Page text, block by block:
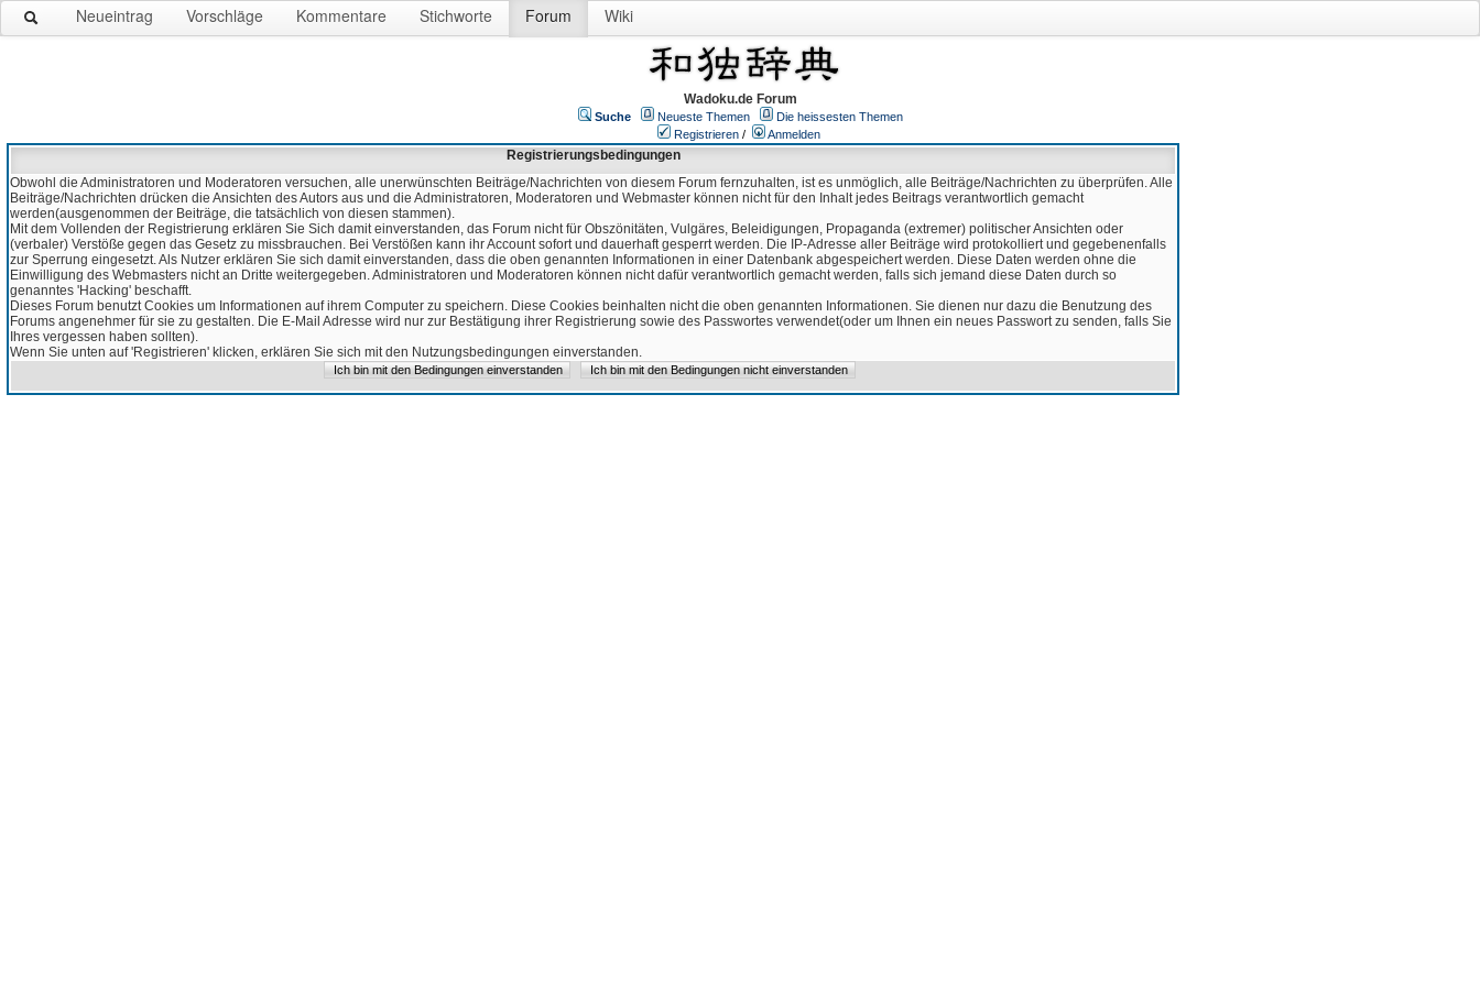
Neueintrag Vorschläge Kommentare Stichworte Forum Wiki
Wadoku.de Forum
Suche Neueste Themen
Die heissesten Themen
Registrieren / Anmelden
Registrierungsbedingungen
Obwohl die Administratoren und Moderatoren versuchen, alle unerwünschten Beiträge/Nachrichten von diesem Forum fernzuhalten, ist es unmöglich, alle Beiträge/Nachrichten zu überprüfen. Alle
Beiträge/Nachrichten drücken die Ansichten des Autors aus und die Administratoren, Moderatoren und Webmaster können nicht für den Inhalt jedes Beitrags verantwortlich gemacht
werden(ausgenommen der Beiträge, die tatsächlich von diesen stammen).
Mit dem Vollenden der Registrierung erklären Sie Sich damit einverstanden, das Forum nicht für Obszönitäten, Vulgäres, Beleidigungen, Propaganda (extremer) politischer Ansichten oder
(verbaler) Verstöße gegen das Gesetz zu missbrauchen. Bei Verstößen kann ihr Account sofort und dauerhaft gesperrt werden. Die IP-Adresse aller Beiträge wird protokolliert und gegebenenfalls
zur Sperrung eingesetzt. Als Nutzer erklären Sie sich damit einverstanden, dass die oben genannten Informationen in einer Datenbank abgespeichert werden. Diese Daten werden ohne die
Einwilligung des Webmasters nicht an Dritte weitergegeben. Administratoren und Moderatoren können nicht dafür verantwortlich gemacht werden, falls sich jemand diese Daten durch so
genanntes 'Hacking' beschafft.
Dieses Forum benutzt Cookies um Informationen auf ihrem Computer zu speichern. Diese Cookies beinhalten nicht die oben genannten Informationen. Sie dienen nur dazu die Benutzung des
Forums angenehmer für sie zu gestalten. Die E-Mail Adresse wird nur zur Bestätigung ihrer Registrierung sowie des Passwortes verwendet(oder um Ihnen ein neues Passwort zu senden, falls Sie
Ihres vergessen haben sollten).
Wenn Sie unten auf 'Registrieren' klicken, erklären Sie sich mit den Nutzungsbedingungen einverstanden.